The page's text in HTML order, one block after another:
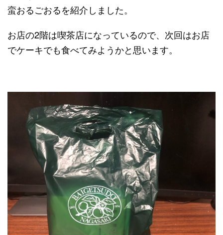
蛮おるごおるを紹介しました。
お店の2階は喫茶店になっているので、次回はお店
でケーキでも食べてみようかと思います。